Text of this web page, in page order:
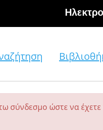
σύνδεσμο ώστε να